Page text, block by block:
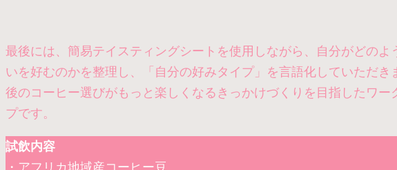
最後には、簡易テイスティングシートを使用しながら、自分がどのよ
いを好むのかを整理し、「自分の好みタイプ」を言語化していただき
後のコーヒー選びがもっと楽しくなるきっかけづくりを目指したワー
プです。
試飲内容